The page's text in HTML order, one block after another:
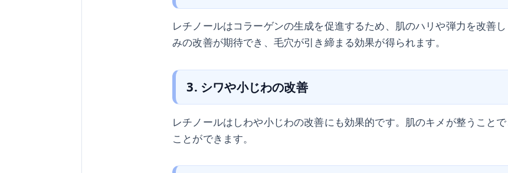
レチノールはコラーゲンの生成を促進するため、肌のハリや弾力を改善
みの改善が期待でき、毛穴が引き締まる効果が得られます。
3. シワや小じわの改善
レチノールはしわや小じわの改善にも効果的です。肌のキメが整うこと
ことができます。